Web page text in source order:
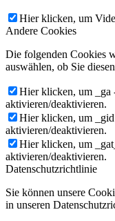
Hier klicken, um
Andere Cookies
Die folgenden Cookies
auswählen, ob Sie
Hier klicken, um _ga
aktivieren/deaktivieren.
Hier klicken, um
aktivieren/deaktivieren.
Hier klicken, um
aktivieren/deaktivieren.
Datenschutzrichtlinie
Sie können unsere
in unseren